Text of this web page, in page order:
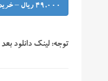
49,000 ریال – خرید
توجه: لینک دانلود